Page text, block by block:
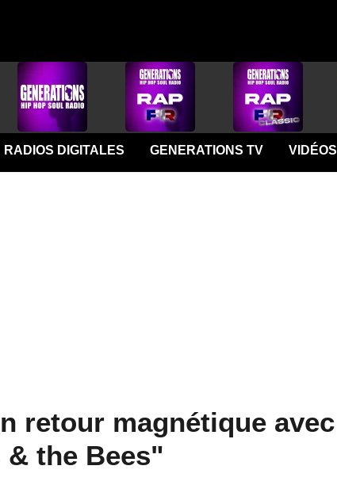
RADIOS DIGITALES GENERATIONS TV VIDÉOS
retour magnétique avec
the Bees"